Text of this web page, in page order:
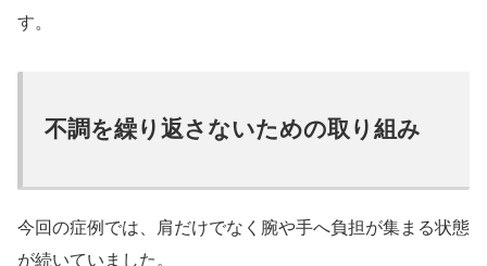
す。
不調を繰り返さないための取り組み
今回の症例では、肩だけでなく腕や手へ負担が集まる状態
が続いていました。